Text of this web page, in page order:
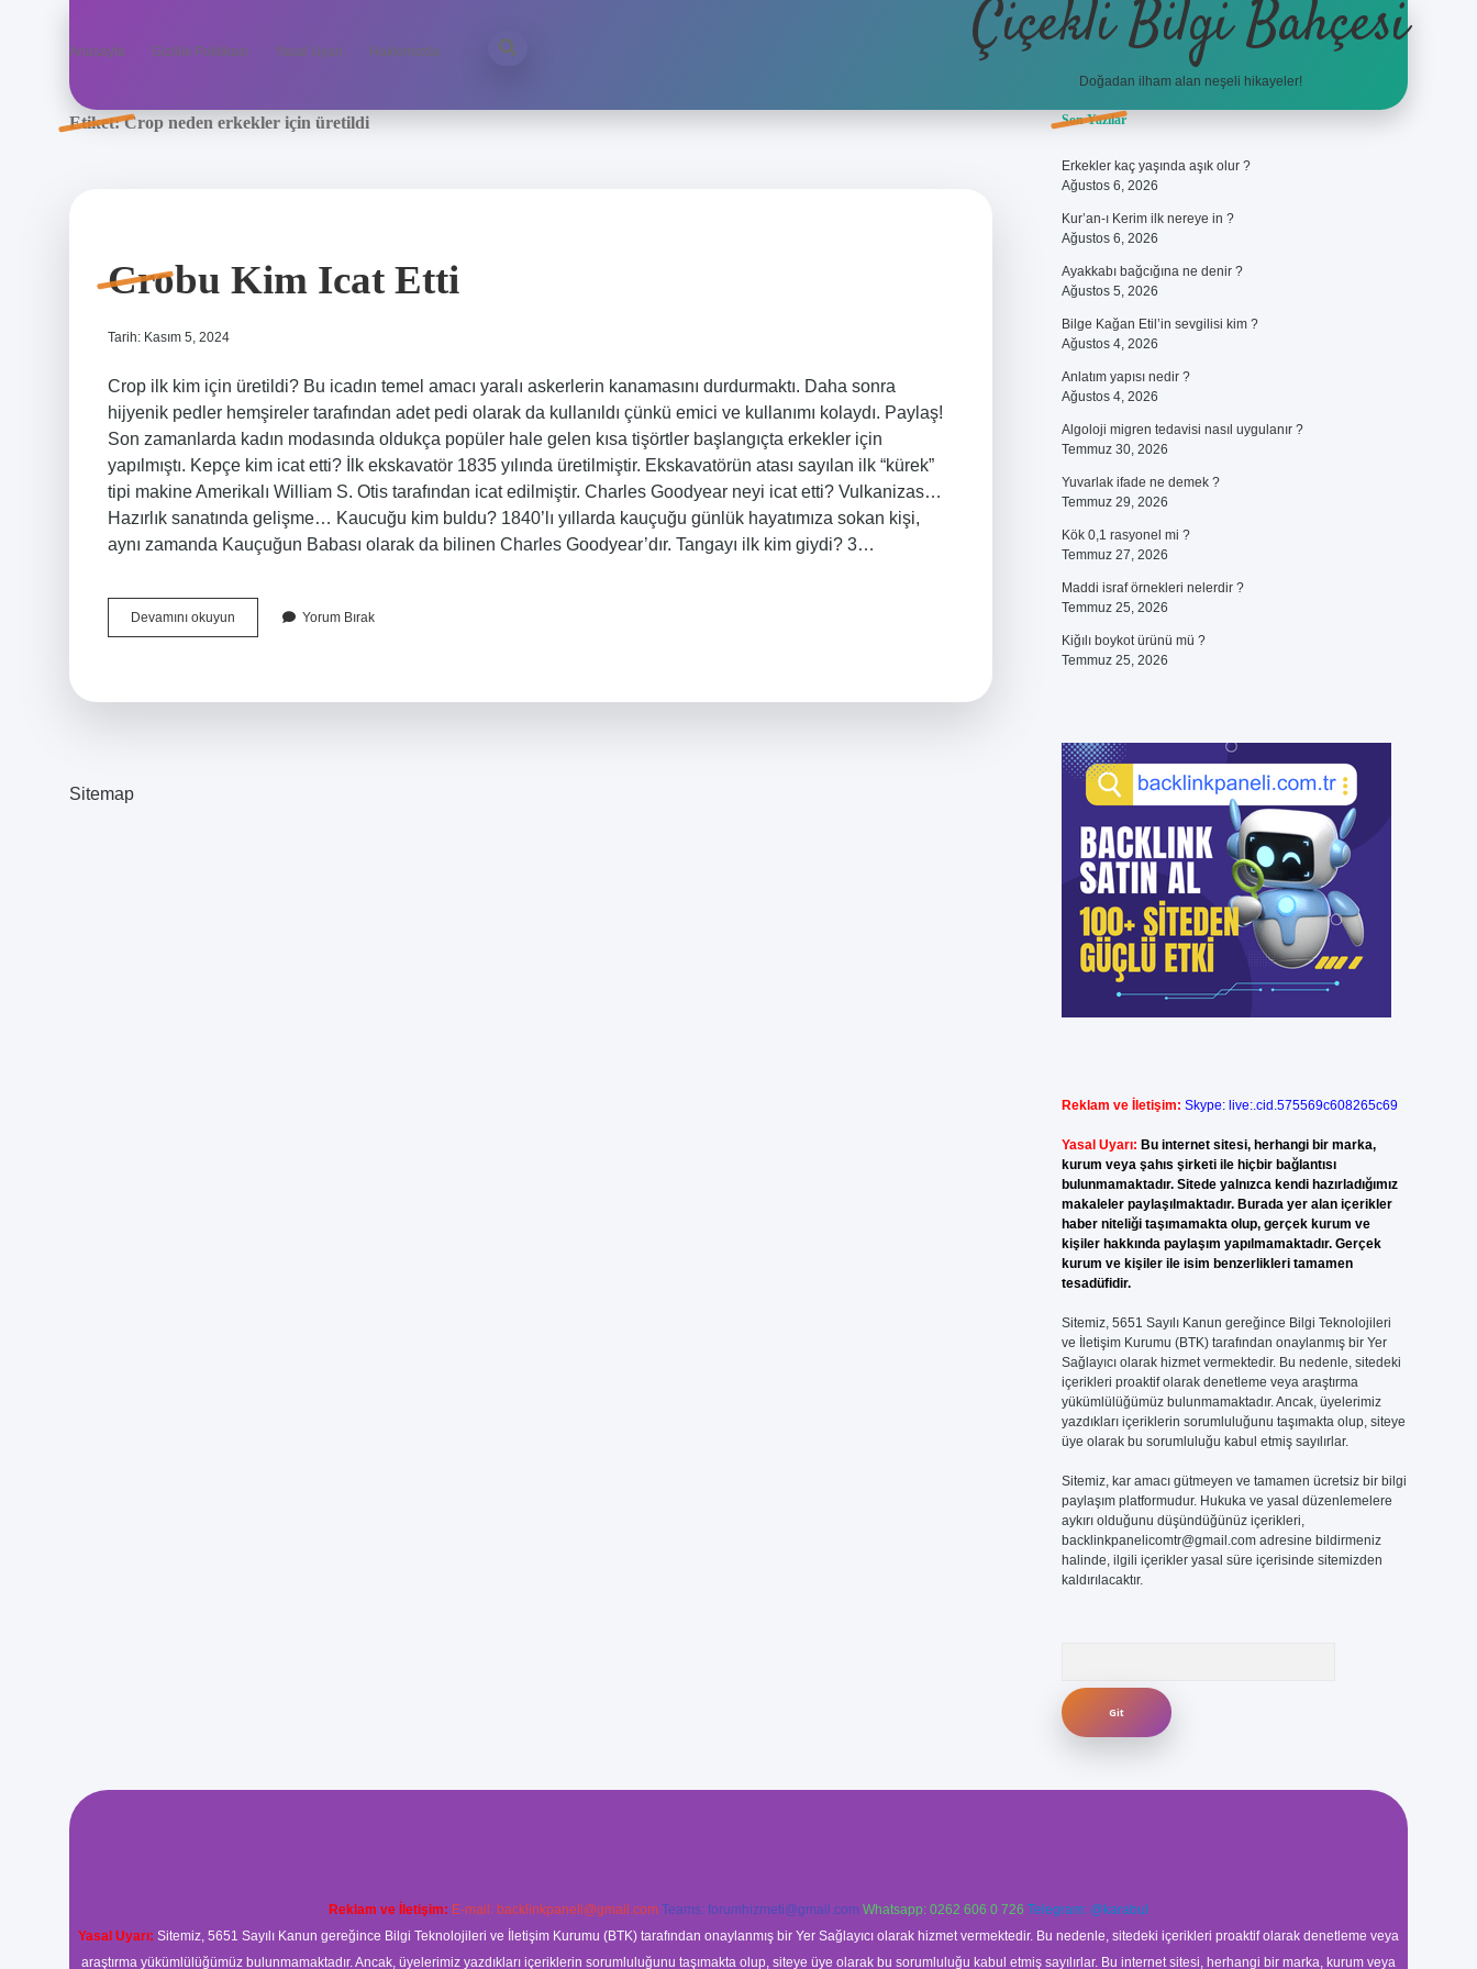
Anasayfa Gizlilik Politikası Yasal Uyarı Hakkımızda Çiçekli Bilgi Bahçesi
Doğadan ilham alan neşeli hikayeler!
Etiket:Crop neden erkekler için üretildi
Crobu Kim Icat Etti
Tarih: Kasım 5, 2024
Crop ilk kim için üretildi? Bu icadın temel amacı yaralı askerlerin kanamasını durdurmaktı. Daha sonra
hijyenik pedler hemşireler tarafından adet pedi olarak da kullanıldı çünkü emici ve kullanımı kolaydı. Paylaş!
Son zamanlarda kadın modasında oldukça popüler hale gelen kısa tişörtler başlangıçta erkekler için
yapılmıştı. Kepçe kim icat etti? İlk ekskavatör 1835 yılında üretilmiştir. Ekskavatörün atası sayılan ilk “kürek”
tipi makine Amerikalı William S. Otis tarafından icat edilmiştir. Charles Goodyear neyi icat etti? Vulkanizas…
Hazırlık sanatında gelişme… Kaucuğu kim buldu? 1840’lı yıllarda kauçuğu günlük hayatımıza sokan kişi,
aynı zamanda Kauçuğun Babası olarak da bilinen Charles Goodyear’dır. Tangayı ilk kim giydi? 3…
Devamını okuyun
Kim
Yorum Bırak
Sitemap
Sidebar
Son Yazılar
Erkekler kaç yaşında aşık olur ?
Ağustos 6, 2026
Kur’an-ı Kerim ilk nereye in ?
Ağustos 6, 2026
Ayakkabı bağcığına ne denir ?
Ağustos 5, 2026
Bilge Kağan Etil’in sevgilisi kim ?
Ağustos 4, 2026
Anlatım yapısı nedir ?
Ağustos 4, 2026
Algoloji migren tedavisi nasıl uygulanır ?
Temmuz 30, 2026
Yuvarlak ifade ne demek ?
Temmuz 29, 2026
Kök 0,1 rasyonel mi ?
Temmuz 27, 2026
Maddi israf örnekleri nelerdir ?
Temmuz 25, 2026
Kiğılı boykot ürünü mü ?
Temmuz 25, 2026
Reklam ve İletişim: Skype: live:.cid.575569c608265c69
Yasal Uyarı: Bu internet sitesi, herhangi bir marka,
kurum veya şahıs şirketi ile hiçbir bağlantısı
bulunmamaktadır. Sitede yalnızca kendi hazırladığımız
makaleler paylaşılmaktadır. Burada yer alan içerikler
haber niteliği taşımamakta olup, gerçek kurum ve
kişiler hakkında paylaşım yapılmamaktadır. Gerçek
kurum ve kişiler ile isim benzerlikleri tamamen
tesadüfidir.
Sitemiz, 5651 Sayılı Kanun gereğince Bilgi Teknolojileri
ve İletişim Kurumu (BTK) tarafından onaylanmış bir Yer
Sağlayıcı olarak hizmet vermektedir. Bu nedenle, sitedeki
içerikleri proaktif olarak denetleme veya araştırma
yükümlülüğümüz bulunmamaktadır. Ancak, üyelerimiz
yazdıkları içeriklerin sorumluluğunu taşımakta olup, siteye
üye olarak bu sorumluluğu kabul etmiş sayılırlar.
Sitemiz, kar amacı gütmeyen ve tamamen ücretsiz bir bilgi
paylaşım platformudur. Hukuka ve yasal düzenlemelere
aykırı olduğunu düşündüğünüz içerikleri,
backlinkpanelicomtr@gmail.comadresine bildirmeniz
halinde, ilgili içerikler yasal süre içerisinde sitemizden
kaldırılacaktır.
Reklam ve İletişim: E-mail: backlinkpaneli@gmail.com Teams: forumhizmeti@gmail.com Whatsapp: 0262 606 0 726 Telegram: @karabul
Yasal Uyarı: Sitemiz, 5651 Sayılı Kanun gereğince Bilgi Teknolojileri ve İletişim Kurumu (BTK) tarafından onaylanmış bir Yer Sağlayıcı olarak hizmet vermektedir. Bu nedenle, sitedeki içerikleri proaktif olarak denetleme veya
araştırma yükümlülüğümüz bulunmamaktadır. Ancak, üyelerimiz yazdıkları içeriklerin sorumluluğunu taşımakta olup, siteye üye olarak bu sorumluluğu kabul etmiş sayılırlar. Bu internet sitesi, herhangi bir marka, kurum veya